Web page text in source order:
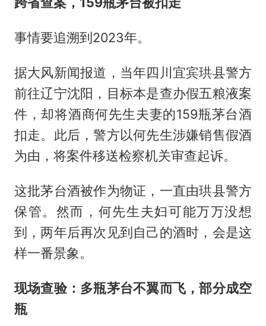
事情要追溯到2023年。
据大风新闻报道，当年四川宜宾珙县警方
前往辽宁沈阳，目标本是查办假五粮液案
件，却将酒商何先生夫妻的159瓶茅台酒
扣走。此后，警方以何先生涉嫌销售假酒
为由，将案件移送检察机关审查起诉。
这批茅台酒被作为物证，一直由珙县警方
保管。然而，何先生夫妇可能万万没想
到，两年后再次见到自己的酒时，会是这
样一番景象。
现场查验：多瓶茅台不翼而飞，部分成空
瓶